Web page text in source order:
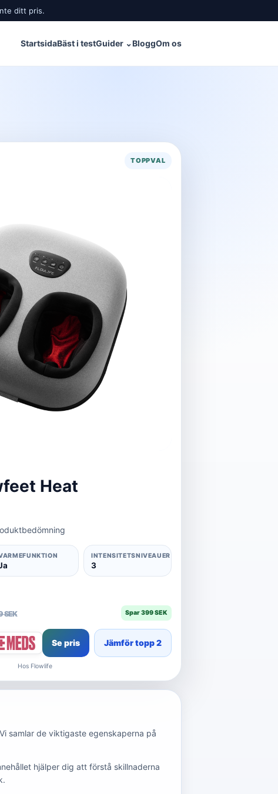
ditt pris.
StartsidaBäst i testGuider ⌄BloggOm os
TOPPVAL
Heat
INTENSITETSNIVEAUER
3
SEK Spar 399 SEK
Se pris Jämför topp 2
Hos Flowlife
Vi samlar de viktigaste egenskaperna på
hjälper dig att förstå skillnaderna